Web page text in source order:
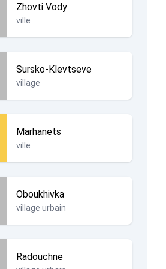
Zhovti Vody
ville
Sursko-Klevtseve
village
Marhanets
ville
Oboukhivka
village urbain
Radouchne